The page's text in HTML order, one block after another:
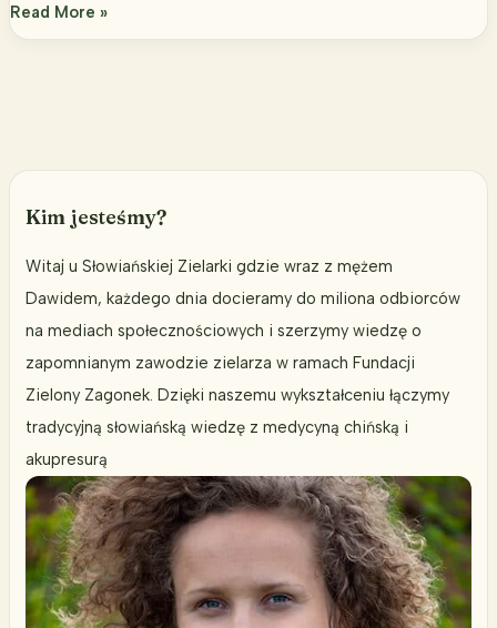
Naturalny
Read More »
Kim jesteśmy?
Witaj u Słowiańskiej Zielarki gdzie wraz z mężem
Dawidem, każdego dnia docieramy do miliona odbiorców
na mediach społecznościowych i szerzymy wiedzę o
zapomnianym zawodzie zielarza w ramach Fundacji
Zielony Zagonek. Dzięki naszemu wykształceniu łączymy
tradycyjną słowiańską wiedzę z medycyną chińską i
akupresurą